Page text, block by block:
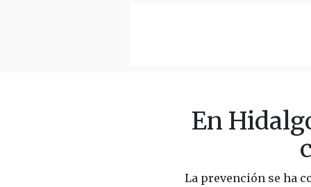
En
La prevención se ha